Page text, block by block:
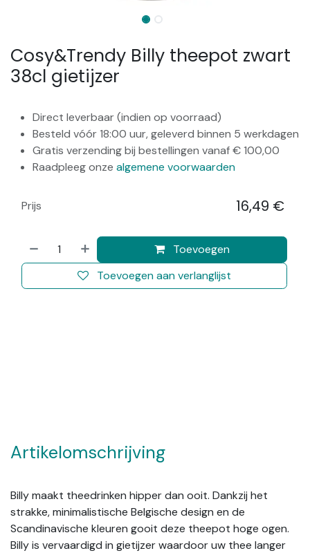
Cosy&Trendy Billy theepot zwart
38cl gietijzer
Direct leverbaar (indien op voorraad)
Besteld vóór 18:00 uur, geleverd binnen 5 werkdagen
Gratis verzending bij bestellingen vanaf € 100,00
Raadpleeg onze algemene voorwaarden
Toevoegen
Toevoegen aan verlanglijst
Prijs 16,49 €
Artikelomschrijving
Billy maakt theedrinken hipper dan ooit. Dankzij het
strakke, minimalistische Belgische design en de
Scandinavische kleuren gooit deze theepot hoge ogen.
Billy is vervaardigd in gietijzer waardoor uw thee langer